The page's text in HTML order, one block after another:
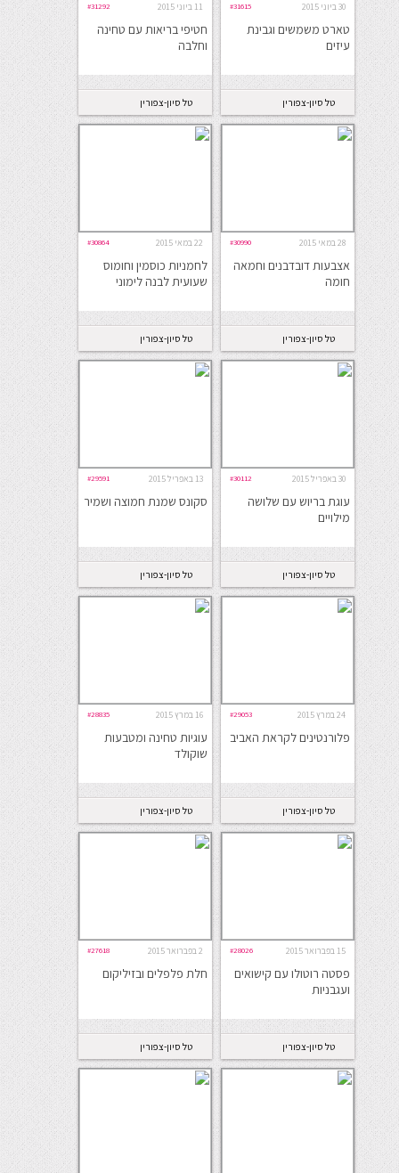
30 ביוני 2015 #31615
טארט משמשים וגבינת
עיזים
טל סיון-צפורין
11 ביוני 2015 #31292
חטיפי בריאות עם טחינה
וחלבה
טל סיון-צפורין
28 במאי 2015 #30990
אצבעות דובדבנים וחמאה
חומה
טל סיון-צפורין
22 במאי 2015 #30864
לחמניות כוסמין וחומוס
שעועית לבנה לימוני
טל סיון-צפורין
30 באפריל 2015 #30112
עוגת בריוש עם שלושה
מילויים
טל סיון-צפורין
13 באפריל 2015 #29591
סקונס שמנת חמוצה ושמיר
טל סיון-צפורין
24 במרץ 2015 #29053
פלורנטינים לקראת האביב
טל סיון-צפורין
16 במרץ 2015 #28835
עוגיות טחינה ומטבעות
שוקולד
טל סיון-צפורין
15 בפברואר 2015 #28026
פסטה רוטולו עם קישואים
ועגבניות
טל סיון-צפורין
2 בפברואר 2015 #27618
חלת פלפלים ובזיליקום
טל סיון-צפורין